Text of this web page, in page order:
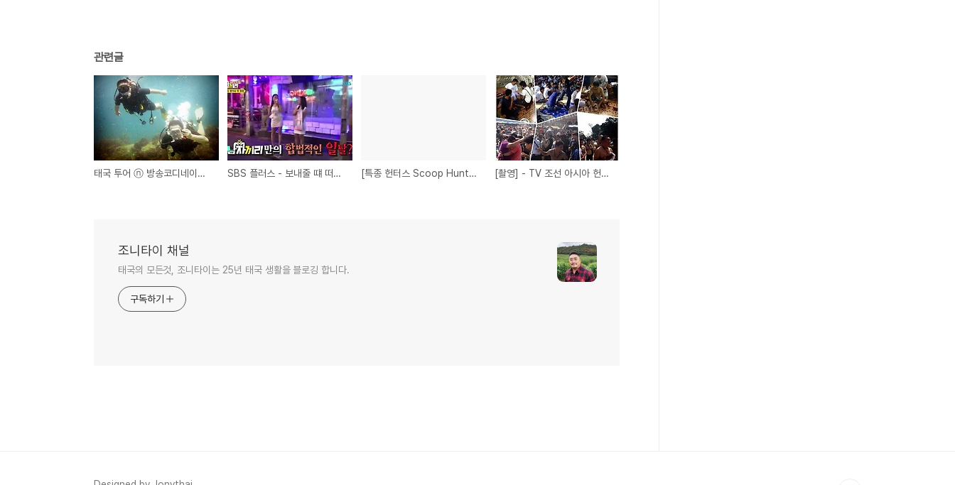
관련글
태국 투어 ⓝ 방송코디네이터팀 조니타이 입니다. SBS 플러스 - 보내줄 떄 떠나라! 남자끼리’ 4인방이 지난 달 태국을 다녀갔다. [특종 헌터스 Scoop Hunters] eps 120 " 납량특집 태국을 가다 [촬영] - TV 조선 아시아 헌트 - 혼령들의 문신축제/ 매직다투
조니타이 채널
태국의 모든것, 조니타이는 25년 태국 생활을 블로깅 합니다.
구독하기